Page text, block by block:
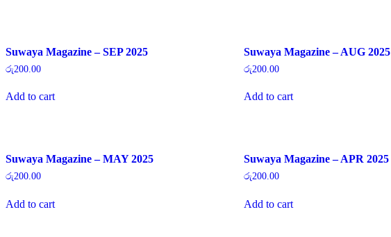
Suwaya Magazine – SEP 2025
රු200.00
Add to cart
Suwaya Magazine – AUG 2025
රු200.00
Add to cart
Suwaya Magazine – MAY 2025
රු200.00
Add to cart
Suwaya Magazine – APR 2025
රු200.00
Add to cart